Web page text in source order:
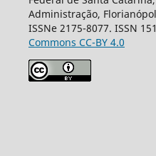
Administração,
ISSNe 2175-8077. ISSN
Commons CC-BY 4.0